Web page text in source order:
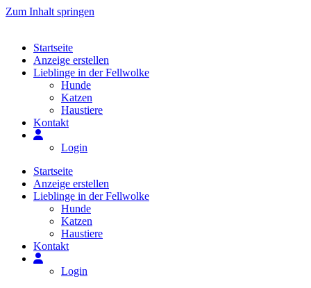
Zum Inhalt springen
Startseite
Anzeige erstellen
Lieblinge in der Fellwolke
Hunde
Katzen
Haustiere
Kontakt
Login
Startseite
Anzeige erstellen
Lieblinge in der Fellwolke
Hunde
Katzen
Haustiere
Kontakt
Login